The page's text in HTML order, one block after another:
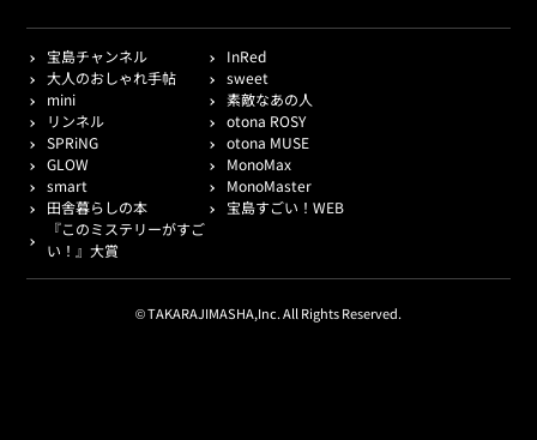
宝島チャンネル
InRed
大人のおしゃれ手帖
sweet
mini
素敵なあの人
リンネル
otona ROSY
SPRiNG
otona MUSE
GLOW
MonoMax
smart
MonoMaster
田舎暮らしの本
宝島すごい！WEB
『このミステリーがすご
い！』大賞
© TAKARAJIMASHA,Inc. All Rights Reserved.